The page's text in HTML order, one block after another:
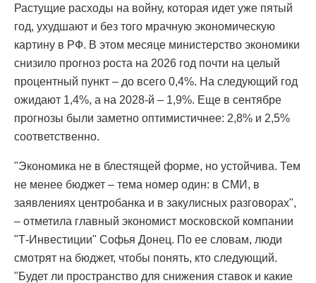
Растущие расходы на войну, которая идет уже пятый
год, ухудшают и без того мрачную экономическую
картину в РФ. В этом месяце министерство экономики
снизило прогноз роста на 2026 год почти на целый
процентный пункт – до всего 0,4%. На следующий год
ожидают 1,4%, а на 2028-й – 1,9%. Еще в сентябре
прогнозы были заметно оптимистичнее: 2,8% и 2,5%
соответственно.
"Экономика не в блестящей форме, но устойчива. Тем
не менее бюджет – тема номер один: в СМИ, в
заявлениях центробанка и в закулисных разговорах",
– отметила главный экономист московской компании
"Т-Инвестиции" Софья Донец. По ее словам, люди
смотрят на бюджет, чтобы понять, кто следующий.
"Будет ли пространство для снижения ставок и какие